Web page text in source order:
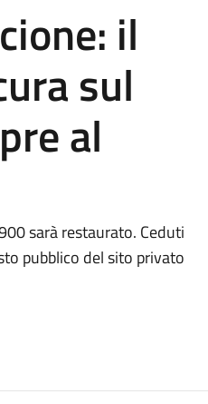
il
sul
al
sarà restaurato. Ceduti
pubblico del sito privato